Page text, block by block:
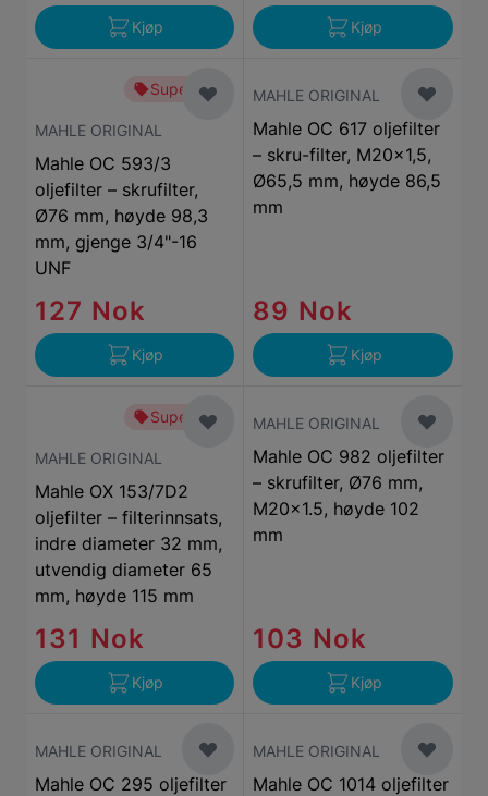
Kjøp Kjøp
Superbillig
MAHLE ORIGINAL
Mahle OC 593/3
oljefilter – skrufilter,
Ø76 mm, høyde 98,3
mm, gjenge 3/4"-16
UNF
127 Nok
Kjøp
MAHLE ORIGINAL
Mahle OC 617 oljefilter
– skru-filter, M20x1,5,
Ø65,5 mm, høyde 86,5
mm
89 Nok
Kjøp
Superbillig
MAHLE ORIGINAL
Mahle OX 153/7D2
oljefilter – filterinnsats,
indre diameter 32 mm,
utvendig diameter 65
mm, høyde 115 mm
131 Nok
Kjøp
MAHLE ORIGINAL
Mahle OC 982 oljefilter
– skrufilter, Ø76 mm,
M20x1.5, høyde 102
mm
103 Nok
Kjøp
MAHLE ORIGINAL
Mahle OC 295 oljefilter
MAHLE ORIGINAL
Mahle OC 1014 oljefilter